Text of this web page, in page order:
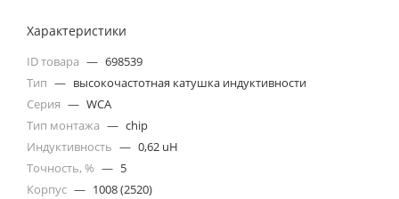
Характеристики
ID товара — 698539
Тип — высокочастотная катушка индуктивности
Серия — WCA
Тип монтажа — chip
Индуктивность — 0,62 uH
Точность, % — 5
Корпус — 1008 (2520)